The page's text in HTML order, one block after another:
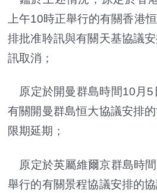
上午10時正舉行的有關香港
排批准聆訊與有關天基協議
訊取消；
原定於開曼群島時間10月5
有關開曼群島恒大協議安排
限期延期；
原定於英屬維爾京群島時
舉行的有關景程協議安排的